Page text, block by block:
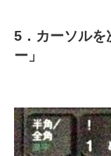
5．カーソルを
ー」